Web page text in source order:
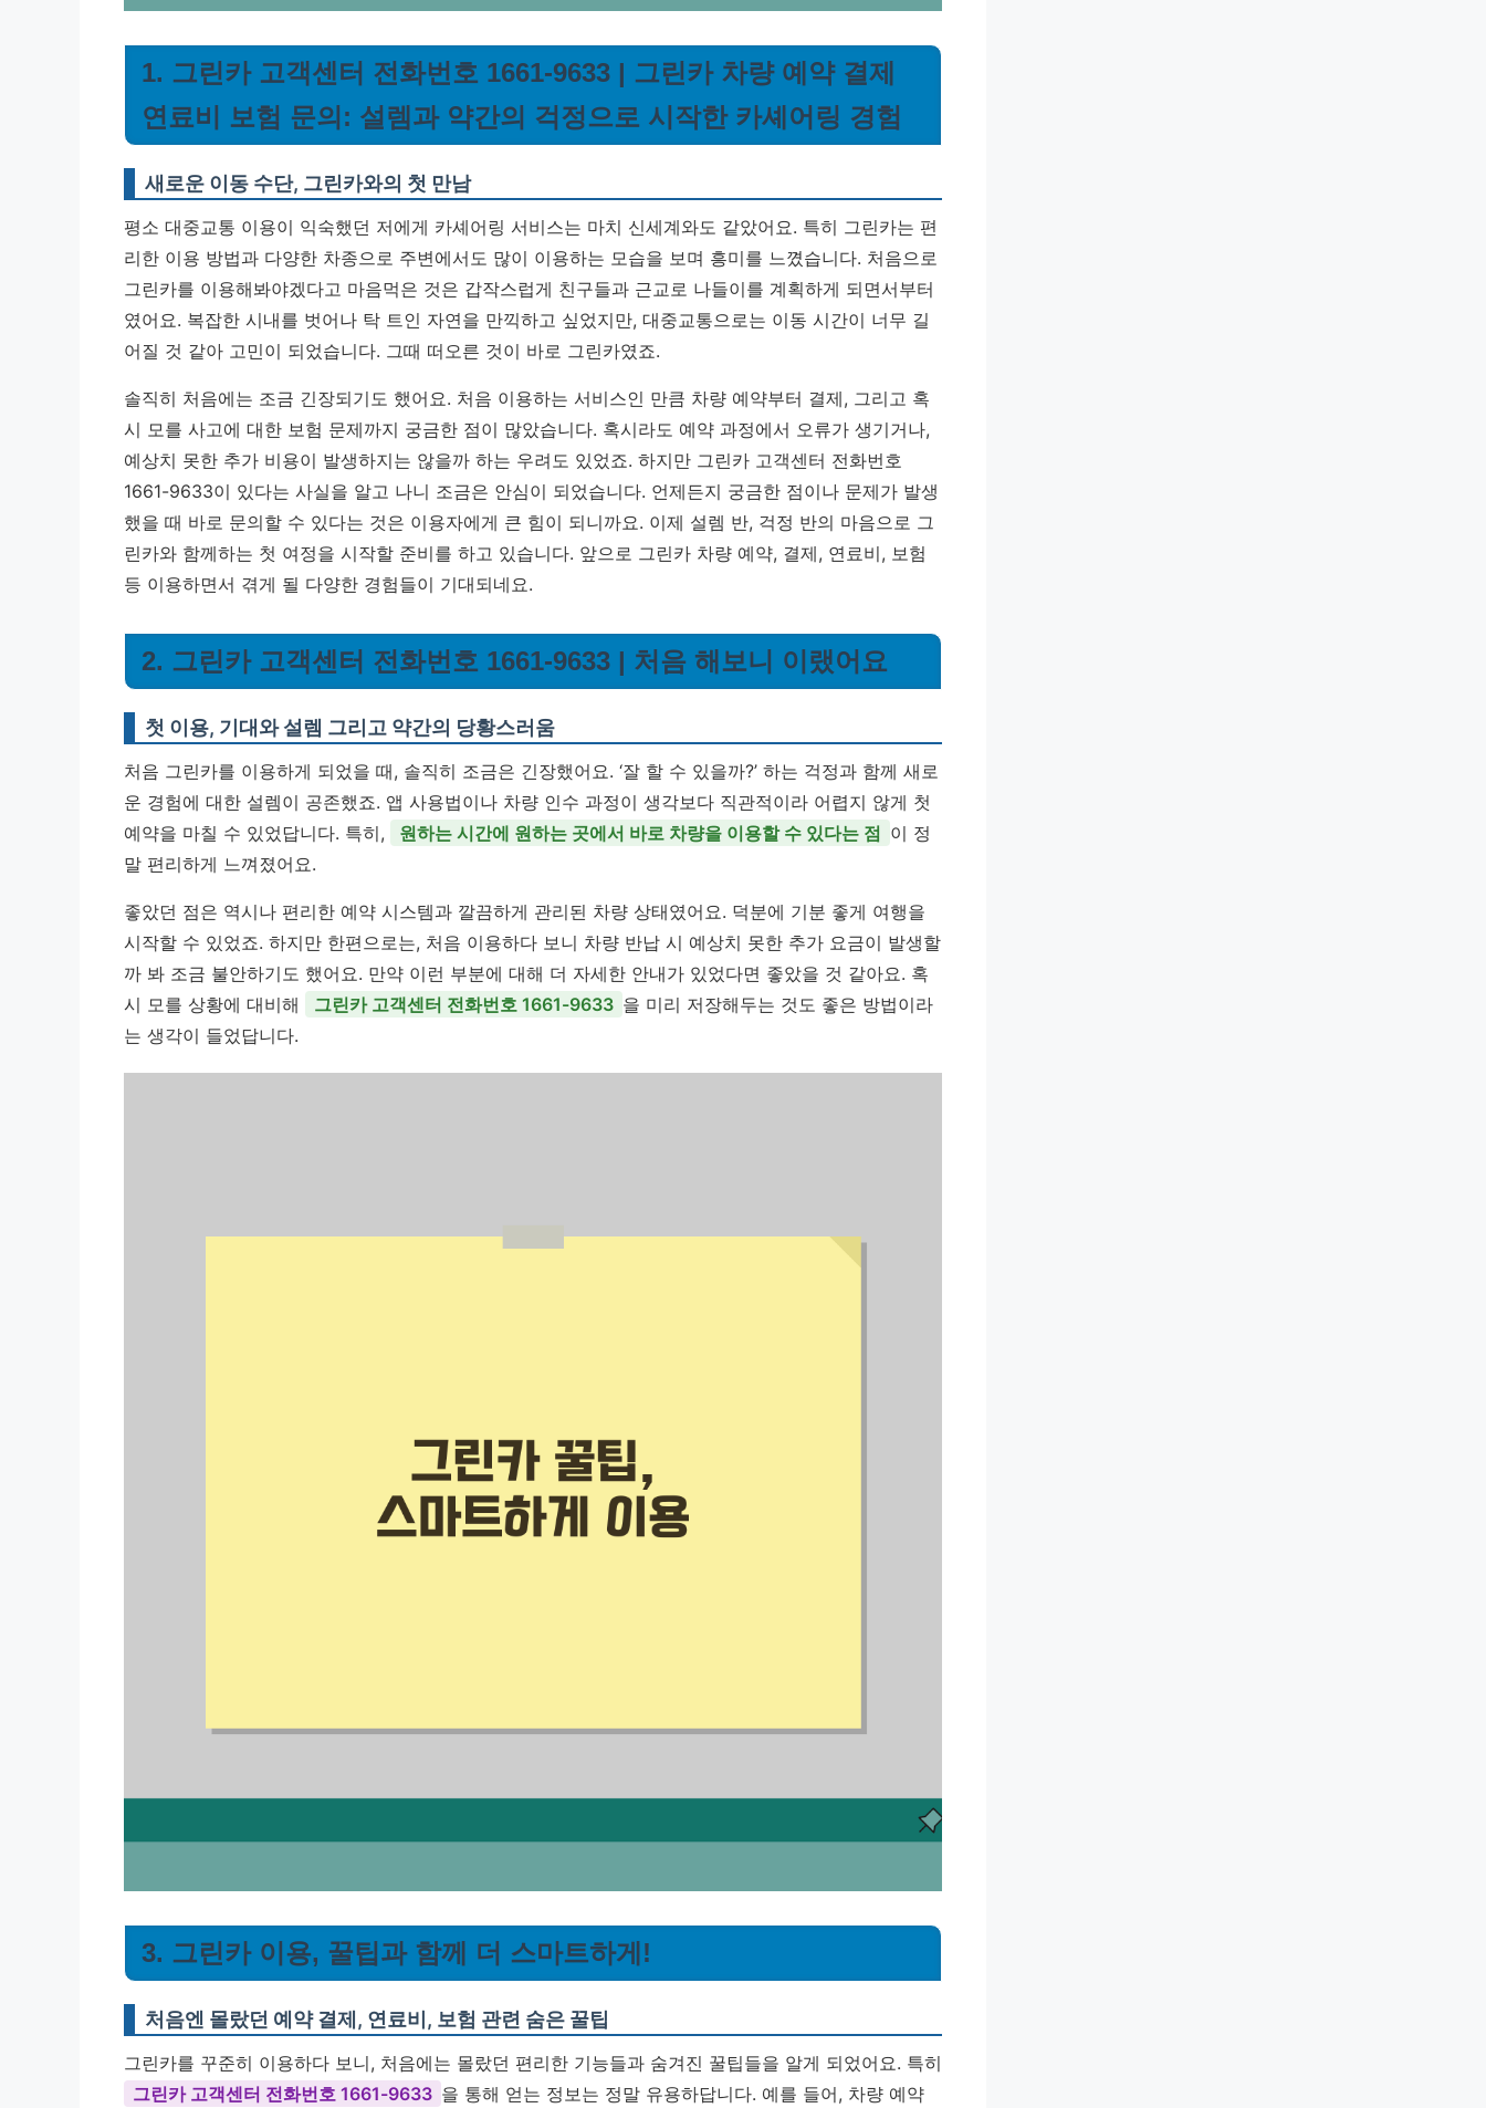
1. 그린카 고객센터 전화번호 1661-9633 | 그린카 차량 예약 결제
연료비 보험 문의: 설렘과 약간의 걱정으로 시작한 카셰어링 경험
새로운 이동 수단, 그린카와의 첫 만남
평소 대중교통 이용이 익숙했던 저에게 카셰어링 서비스는 마치 신세계와도 같았어요. 특히 그린카는 편
리한 이용 방법과 다양한 차종으로 주변에서도 많이 이용하는 모습을 보며 흥미를 느꼈습니다. 처음으로
그린카를 이용해봐야겠다고 마음먹은 것은 갑작스럽게 친구들과 근교로 나들이를 계획하게 되면서부터
였어요. 복잡한 시내를 벗어나 탁 트인 자연을 만끽하고 싶었지만, 대중교통으로는 이동 시간이 너무 길
어질 것 같아 고민이 되었습니다. 그때 떠오른 것이 바로 그린카였죠.
솔직히 처음에는 조금 긴장되기도 했어요. 처음 이용하는 서비스인 만큼 차량 예약부터 결제, 그리고 혹
시 모를 사고에 대한 보험 문제까지 궁금한 점이 많았습니다. 혹시라도 예약 과정에서 오류가 생기거나,
예상치 못한 추가 비용이 발생하지는 않을까 하는 우려도 있었죠. 하지만 그린카 고객센터 전화번호
1661-9633이 있다는 사실을 알고 나니 조금은 안심이 되었습니다. 언제든지 궁금한 점이나 문제가 발생
했을 때 바로 문의할 수 있다는 것은 이용자에게 큰 힘이 되니까요. 이제 설렘 반, 걱정 반의 마음으로 그
린카와 함께하는 첫 여정을 시작할 준비를 하고 있습니다. 앞으로 그린카 차량 예약, 결제, 연료비, 보험
등 이용하면서 겪게 될 다양한 경험들이 기대되네요.
2. 그린카 고객센터 전화번호 1661-9633 | 처음 해보니 이랬어요
첫 이용, 기대와 설렘 그리고 약간의 당황스러움
처음 그린카를 이용하게 되었을 때, 솔직히 조금은 긴장했어요. ‘잘 할 수 있을까?’ 하는 걱정과 함께 새로
운 경험에 대한 설렘이 공존했죠. 앱 사용법이나 차량 인수 과정이 생각보다 직관적이라 어렵지 않게 첫
예약을 마칠 수 있었답니다. 특히,
원하는 시간에 원하는 곳에서 바로 차량을 이용할 수 있다는 점 이 정
말 편리하게 느껴졌어요.
좋았던 점은 역시나 편리한 예약 시스템과 깔끔하게 관리된 차량 상태였어요. 덕분에 기분 좋게 여행을
시작할 수 있었죠. 하지만 한편으로는, 처음 이용하다 보니 차량 반납 시 예상치 못한 추가 요금이 발생할
까 봐 조금 불안하기도 했어요. 만약 이런 부분에 대해 더 자세한 안내가 있었다면 좋았을 것 같아요. 혹
시 모를 상황에 대비해
그린카 고객센터 전화번호 1661-9633 을 미리 저장해두는 것도 좋은 방법이라
는 생각이 들었답니다.
3. 그린카 이용, 꿀팁과 함께 더 스마트하게!
처음엔 몰랐던 예약 결제, 연료비, 보험 관련 숨은 꿀팁
그린카를 꾸준히 이용하다 보니, 처음에는 몰랐던 편리한 기능들과 숨겨진 꿀팁들을 알게 되었어요. 특히
그린카 고객센터 전화번호 1661-9633 을 통해 얻는 정보는 정말 유용하답니다. 예를 들어, 차량 예약